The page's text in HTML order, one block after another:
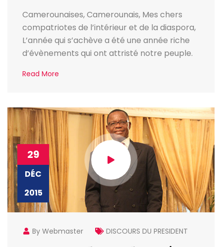
Camerounaises, Camerounais, Mes chers
compatriotes de l’intérieur et de la diaspora,
L’année qui s’achève a été une année riche
d’évènements qui ont attristé notre peuple.
Read More
29
DÉC
2015
By Webmaster DISCOURS DU PRESIDENT